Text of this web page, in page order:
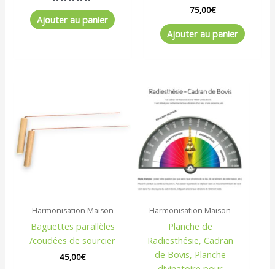
Note
sur 5
Ajouter au panier
75,00€
Ajouter au panier
Harmonisation Maison
Baguettes parallèles
/coudées de sourcier
45,00€
Harmonisation Maison
Planche de
Radiesthésie, Cadran
de Bovis, Planche